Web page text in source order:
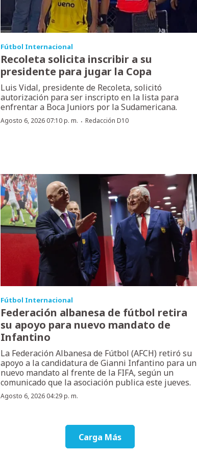
Fútbol Internacional
Recoleta solicita inscribir a su
presidente para jugar la Copa
Luis Vidal, presidente de Recoleta, solicitó
autorización para ser inscripto en la lista para
enfrentar a Boca Juniors por la Sudamericana.
Agosto 6, 2026 07:10 p. m. ·Redacción D10
Fútbol Internacional
Federación albanesa de fútbol retira
su apoyo para nuevo mandato de
Infantino
La Federación Albanesa de Fútbol (AFCH) retiró su
apoyo a la candidatura de Gianni Infantino para un
nuevo mandato al frente de la FIFA, según un
comunicado que la asociación publica este jueves.
Agosto 6, 2026 04:29 p. m.
Carga Más